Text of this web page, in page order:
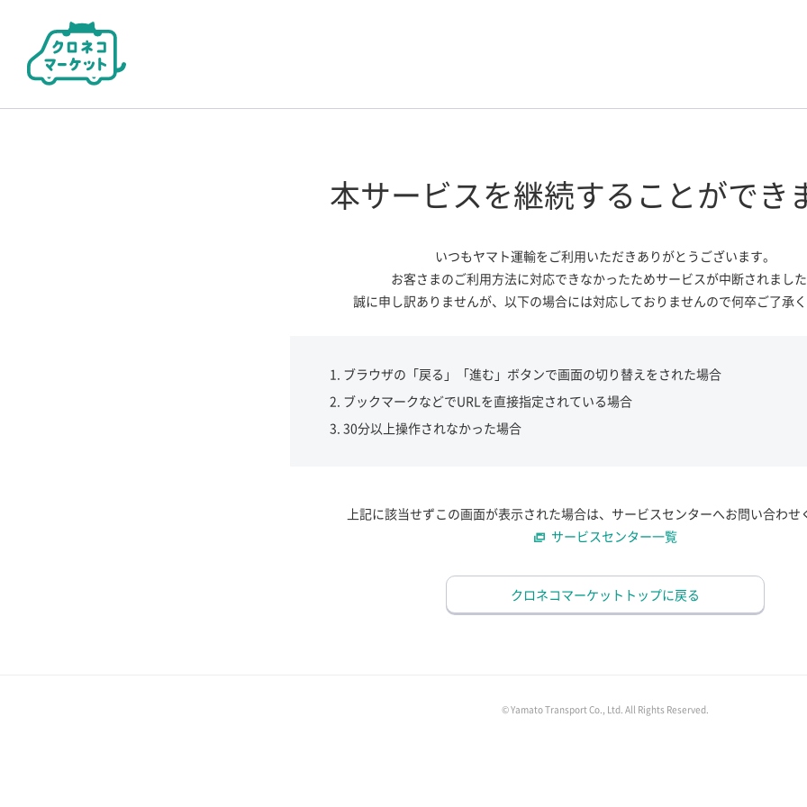
本サービスを継続する ことができ
いつもヤマト運輸をご利用いただきありがとうございます。
お客さまのご利用方法に対応できなかったためサービスが中断されました
誠に申し訳ありませんが、 以下の場合には対応しておりませんので何卒ご了承く
ブラウザの「戻る」「進む」ボタンで画面の切り替えをされた場合
ブックマークなどでURLを直接指定されている場合
30分以上操作されなかった場合
上記に該当せずこの画面が表示された場合は、サービスセンターへお問い合わせ
サービスセンター一覧
クロネコマーケットトップに戻る
© Yamato Transport Co., Ltd. All Rights Reserved.